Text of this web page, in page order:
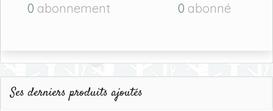
0 abonnement 0 abonné
Ses derniers produits ajoutés